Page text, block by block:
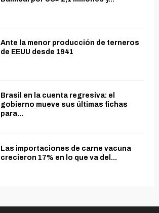
Ante la menor producción de terneros
de EEUU desde 1941
Brasil en la cuenta regresiva: el
gobierno mueve sus últimas fichas
para...
Las importaciones de carne vacuna
crecieron 17% en lo que va del...